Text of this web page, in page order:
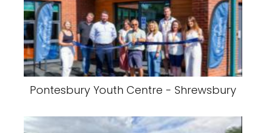
Pontesbury Youth Centre - Shrewsbury